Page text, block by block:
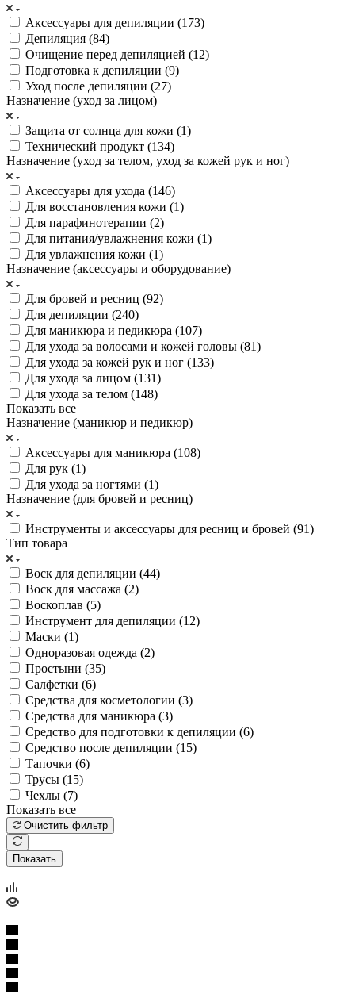
Аксессуары для депиляции (173)
Депиляция (84)
Очищение перед депиляцией (12)
Подготовка к депиляции (9)
Уход после депиляции (27)
Назначение (уход за лицом)
Защита от солнца для кожи (1)
Технический продукт (134)
Назначение (уход за телом, уход за кожей рук и ног)
Аксессуары для ухода (146)
Для восстановления кожи (1)
Для парафинотерапии (2)
Для питания/увлажнения кожи (1)
Для увлажнения кожи (1)
Назначение (аксессуары и оборудование)
Для бровей и ресниц (92)
Для депиляции (240)
Для маникюра и педикюра (107)
Для ухода за волосами и кожей головы (81)
Для ухода за кожей рук и ног (133)
Для ухода за лицом (131)
Для ухода за телом (148)
Показать все
Назначение (маникюр и педикюр)
Аксессуары для маникюра (108)
Для рук (1)
Для ухода за ногтями (1)
Назначение (для бровей и ресниц)
Инструменты и аксессуары для ресниц и бровей (91)
Тип товара
Воск для депиляции (44)
Воск для массажа (2)
Воскоплав (5)
Инструмент для депиляции (12)
Маски (1)
Одноразовая одежда (2)
Простыни (35)
Салфетки (6)
Средства для косметологии (3)
Средства для маникюра (3)
Средство для подготовки к депиляции (6)
Средство после депиляции (15)
Тапочки (6)
Трусы (15)
Чехлы (7)
Показать все
Очистить фильтр
Показать